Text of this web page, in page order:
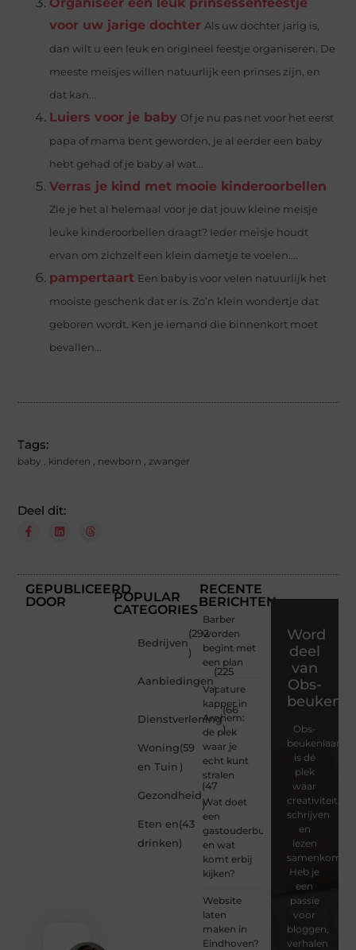
voor uw jarige dochter Als uw dochter jarig is,
dan wilt u een leuk en origineel feestje organiseren. De
meeste meisjes willen natuurlijk een prinses zijn, en
dat kan...
Luiers voor je baby Of je nu pas net voor het eerst
papa of mama bent geworden, je al eerder een baby
hebt gehad of je baby al wat...
Verras je kind met mooie kinderoorbellen
Zie je het al helemaal voor je dat jouw kleine meisje
leuke kinderoorbellen draagt? Ieder meisje houdt
ervan om zichzelf een klein dametje te voelen....
pampertaart Een baby is voor velen natuurlijk het
mooiste geschenk dat er is. Zo’n klein wondertje dat
geboren wordt. Ken je iemand die binnenkort moet
bevallen...
Tags:
baby kinderen newborn zwanger
Deel dit:
GEPUBLICEERD
DOOR
POPULAR
CATEGORIES
Bedrijven
(292
)
Aanbiedingen
(225
)
Dienstverlening
(66
)
Woning
en Tuin
(59
)
Gezondheid
(47
)
Eten en
drinken
(43
)
RECENTE
BERICHTEN
Barber
worden
begint met
een plan
Vacature
kapper in
Arnhem:
de plek
waar je
echt kunt
stralen
Wat doet
een
gastouderbureau
en wat
komt erbij
kijken?
Website
laten
maken in
Eindhoven?
Word
deel
van
Obs-
Obs-
beukenlaan.nl
is dé
plek
waar
creativiteit,
schrijven
en
lezen
samenkomen.
Heb je
een
passie
voor
bloggen,
verhalen